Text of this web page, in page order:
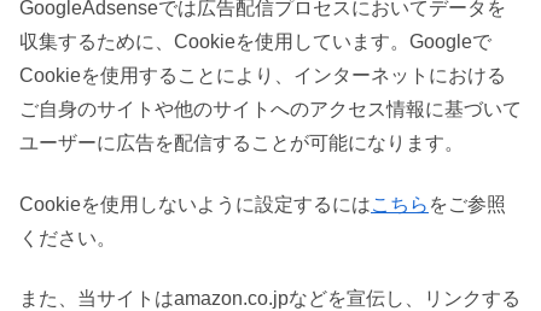
GoogleAdsenseでは広告配信プロセスにおいてデータを
収集するために、Cookieを使用しています。Googleで
Cookieを使用することにより、インターネットにおける
ご自身のサイトや他のサイトへのアクセス情報に基づいて
ユーザーに広告を配信することが可能になります。
Cookieを使用しないように設定するにはこちら をご参照
ください。
また、当サイトはamazon.co.jpなどを宣伝し、リンクする